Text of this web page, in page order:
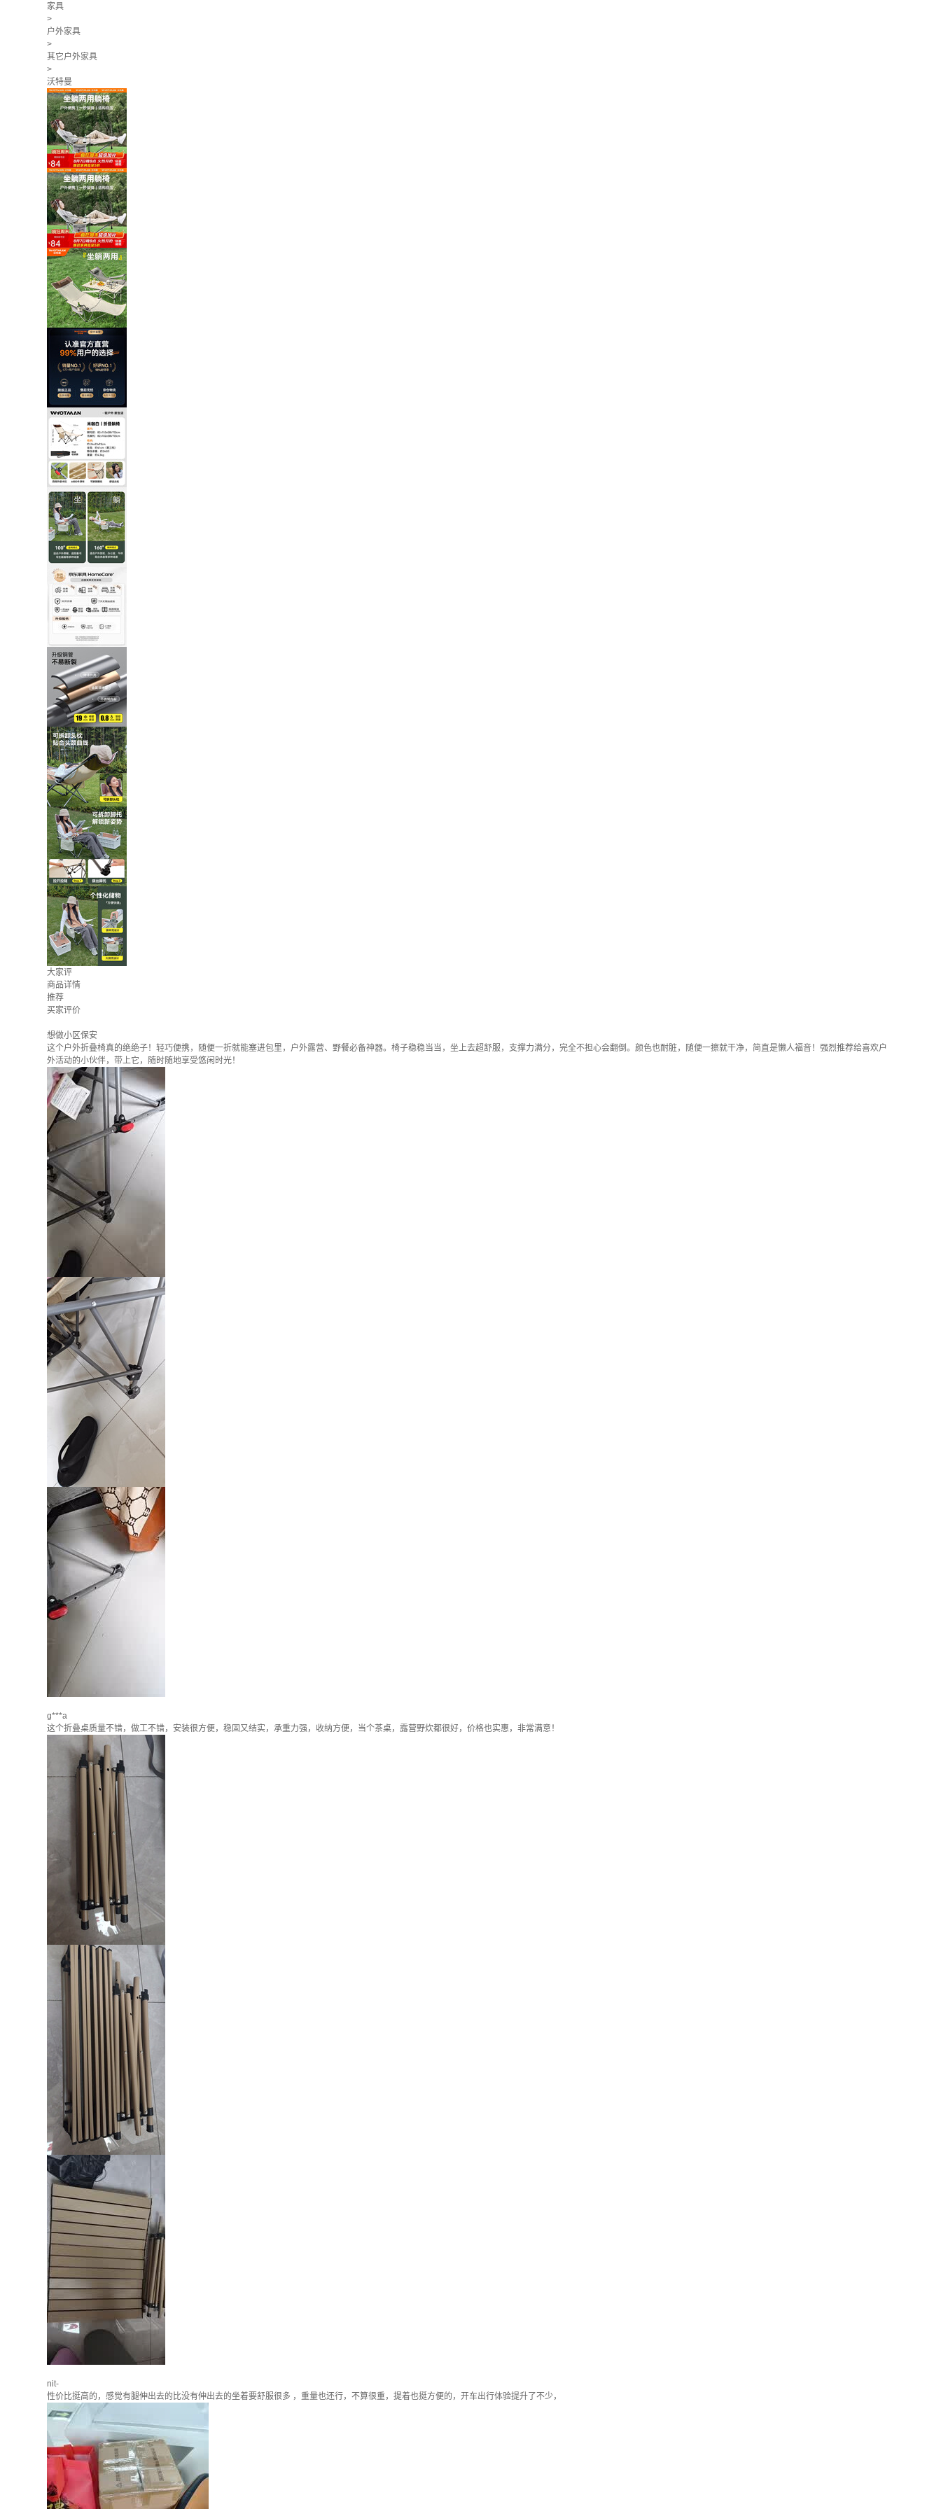
家具
>
户外家具
>
其它户外家具
>
沃特曼
大家评
商品详情
推荐
买家评价
想做小区保安
这个户外折叠椅真的绝绝子！轻巧便携，随便一折就能塞进包里，户外露营、野餐必备神器。椅子稳稳当当，坐上去超舒服，支撑力满分，完全不担心会翻倒。颜色也耐脏，随便一擦就干净，简直是懒人福音！强烈推荐给喜欢户
外活动的小伙伴，带上它，随时随地享受悠闲时光！
g***a
这个折叠桌质量不错，做工不错，安装很方便，稳固又结实，承重力强，收纳方便，当个茶桌，露营野炊都很好，价格也实惠，非常满意！
nit-
性价比挺高的，感觉有腿伸出去的比没有伸出去的坐着要舒服很多 ，重量也还行，不算很重，提着也挺方便的，开车出行体验提升了不少，